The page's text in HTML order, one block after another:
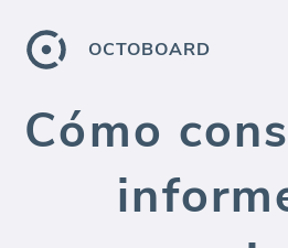
OCTOBOARD
Cómo